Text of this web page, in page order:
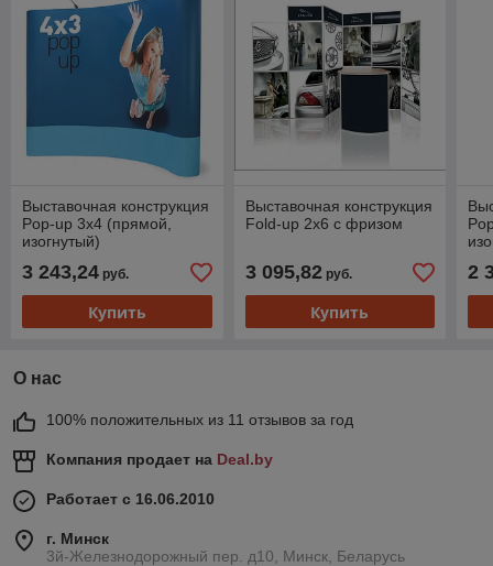
Выставочная конструкция
Pop-up 3х4 (прямой,
изогнутый)
3 243,24 руб.
Купить
Выставочная конструкция
Fold-up 2х6 с фризом
3 095,82руб.
Купить
2
О нас
100% положительных из 11 отзывов за год
Компания продает на Deal.by
Работает с 16.06.2010
г. Минск
3й-Железнодорожный пер. д10, Минск, Беларусь